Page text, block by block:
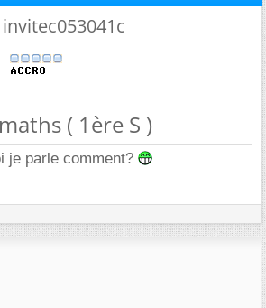
invitec053041c
( 1ère S )
je parle comment?